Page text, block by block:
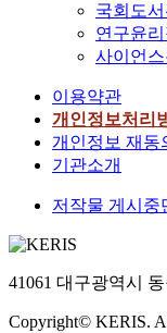
국회도
연구윤
사이언스
이용약관
개인정보처리
개인정보 재동
기관소개
저작물 게시중
41061 대구광역시
Copyright© KERIS.